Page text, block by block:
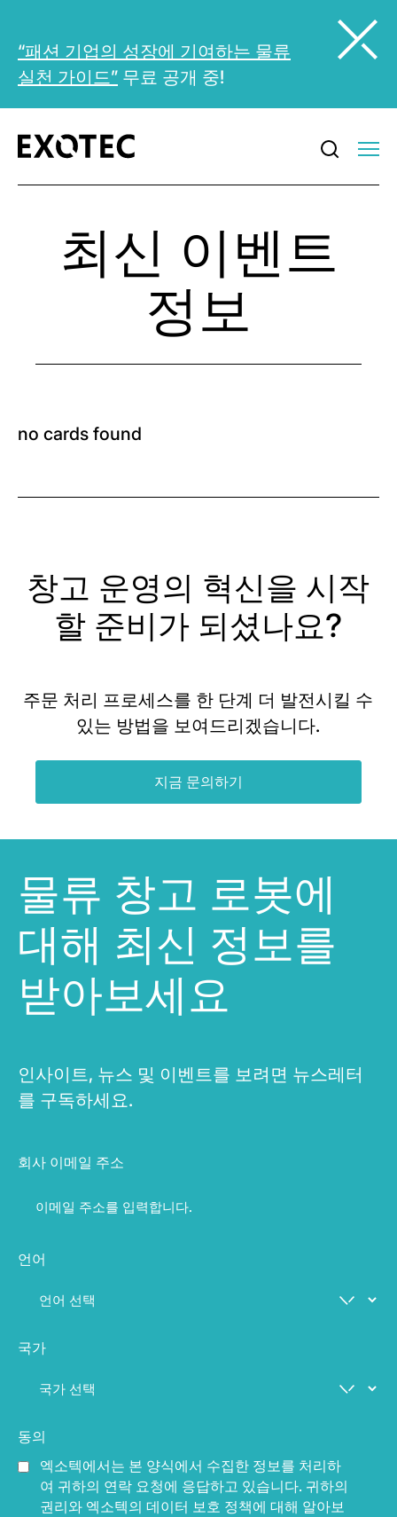
“패션 기업의 성장에 기여하는 물류
실천 가이드” 무료 공개 중!
최신 이벤트
정보
no cards found
창고 운영의 혁신을 시작
할 준비가 되셨나요?
주문 처리 프로세스를 한 단계 더 발전시킬 수
있는 방법을 보여드리겠습니다.
지금 문의하기
물류 창고 로봇에
대해 최신 정보를
받아보세요
인사이트, 뉴스 및 이벤트를 보려면 뉴스레터
를 구독하세요.
회사 이메일 주소
언어
국가
동의
엑소텍에서는 본 양식에서 수집한 정보를 처리하
여 귀하의 연락 요청에 응답하고 있습니다. 귀하의
권리와 엑소텍의 데이터 보호 정책에 대해 알아보